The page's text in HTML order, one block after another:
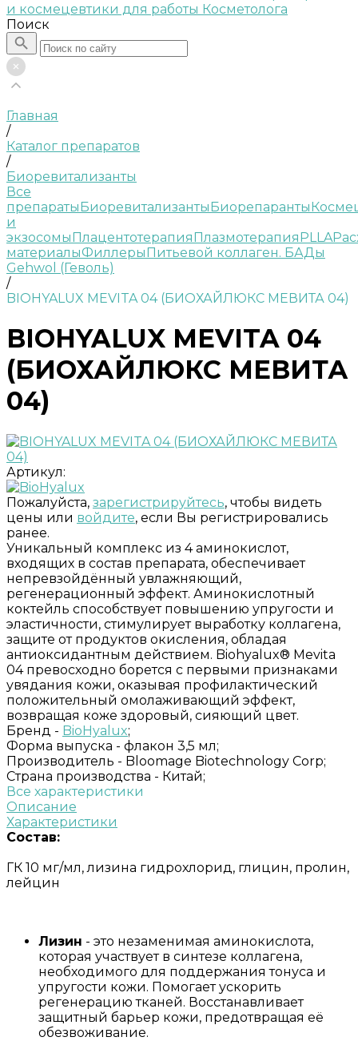
Поиск
Главная
/
Каталог препаратов
/
Биоревитализанты
Все
препаратыБиоревитализантыБиорепаранты
и
экзосомыПлацентотерапияПлазмотерапияPLLA
материалыФиллерыПитьевой коллаген. БАДы
Gehwol (Геволь)
/
BIOHYALUX MEVITA 04 (БИОХАЙЛЮКС МЕВИТА 04)
BIOHYALUX MEVITA 04
(БИОХАЙЛЮКС МЕВИТА
04)
Артикул:
Пожалуйста, зарегистрируйтесь, чтобы видеть
цены или войдите, если Вы регистрировались
ранее.
Уникальный комплекс из 4 аминокислот,
входящих в состав препарата, обеспечивает
непревзойдённый увлажняющий,
регенерационный эффект. Аминокислотный
коктейль способствует повышению упругости и
эластичности, стимулирует выработку коллагена,
защите от продуктов окисления, обладая
антиоксидантным действием. Biohyalux® Mevita
04 превосходно борется с первыми признаками
увядания кожи, оказывая профилактический
положительный омолаживающий эффект,
возвращая коже здоровый, сияющий цвет.
Бренд - BioHyalux;
Форма выпуска - флакон 3,5 мл;
Производитель - Bloomage Biotechnology Corp;
Страна производства - Китай;
Все характеристики
Описание
Характеристики
Состав:
ГК 10 мг/мл, лизина гидрохлорид, глицин, пролин,
лейцин
Лизин - это незаменимая аминокислота,
которая участвует в синтезе коллагена,
необходимого для поддержания тонуса и
упругости кожи. Помогает ускорить
регенерацию тканей. Восстанавливает
защитный барьер кожи, предотвращая её
обезвоживание.